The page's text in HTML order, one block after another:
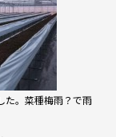
た。菜種梅雨？で雨